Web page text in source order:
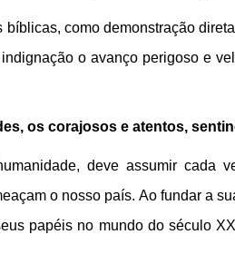
como demonstração
o avanço perigoso e
os corajosos e atentos,
deve assumir cada
o nosso país. Ao fundar a
papéis no mundo do século